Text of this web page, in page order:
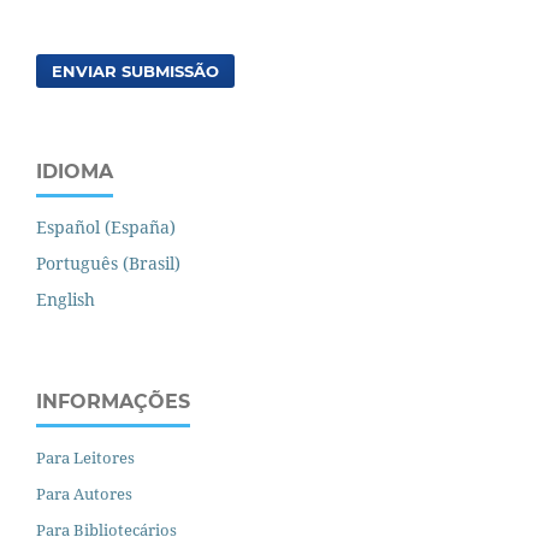
ENVIAR SUBMISSÃO
IDIOMA
Español (España)
Português (Brasil)
English
INFORMAÇÕES
Para Leitores
Para Autores
Para Bibliotecários